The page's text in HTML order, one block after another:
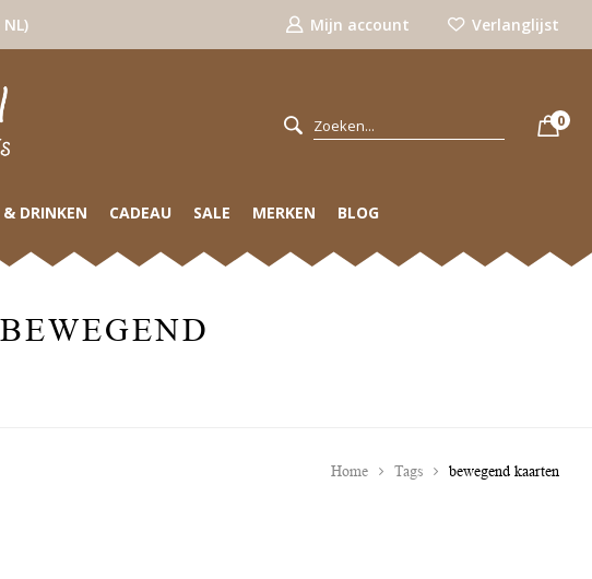
Mijn account Verlanglijst
0
DRINKEN CADEAU SALE MERKEN BLOG
Home Tags bewegend kaarten